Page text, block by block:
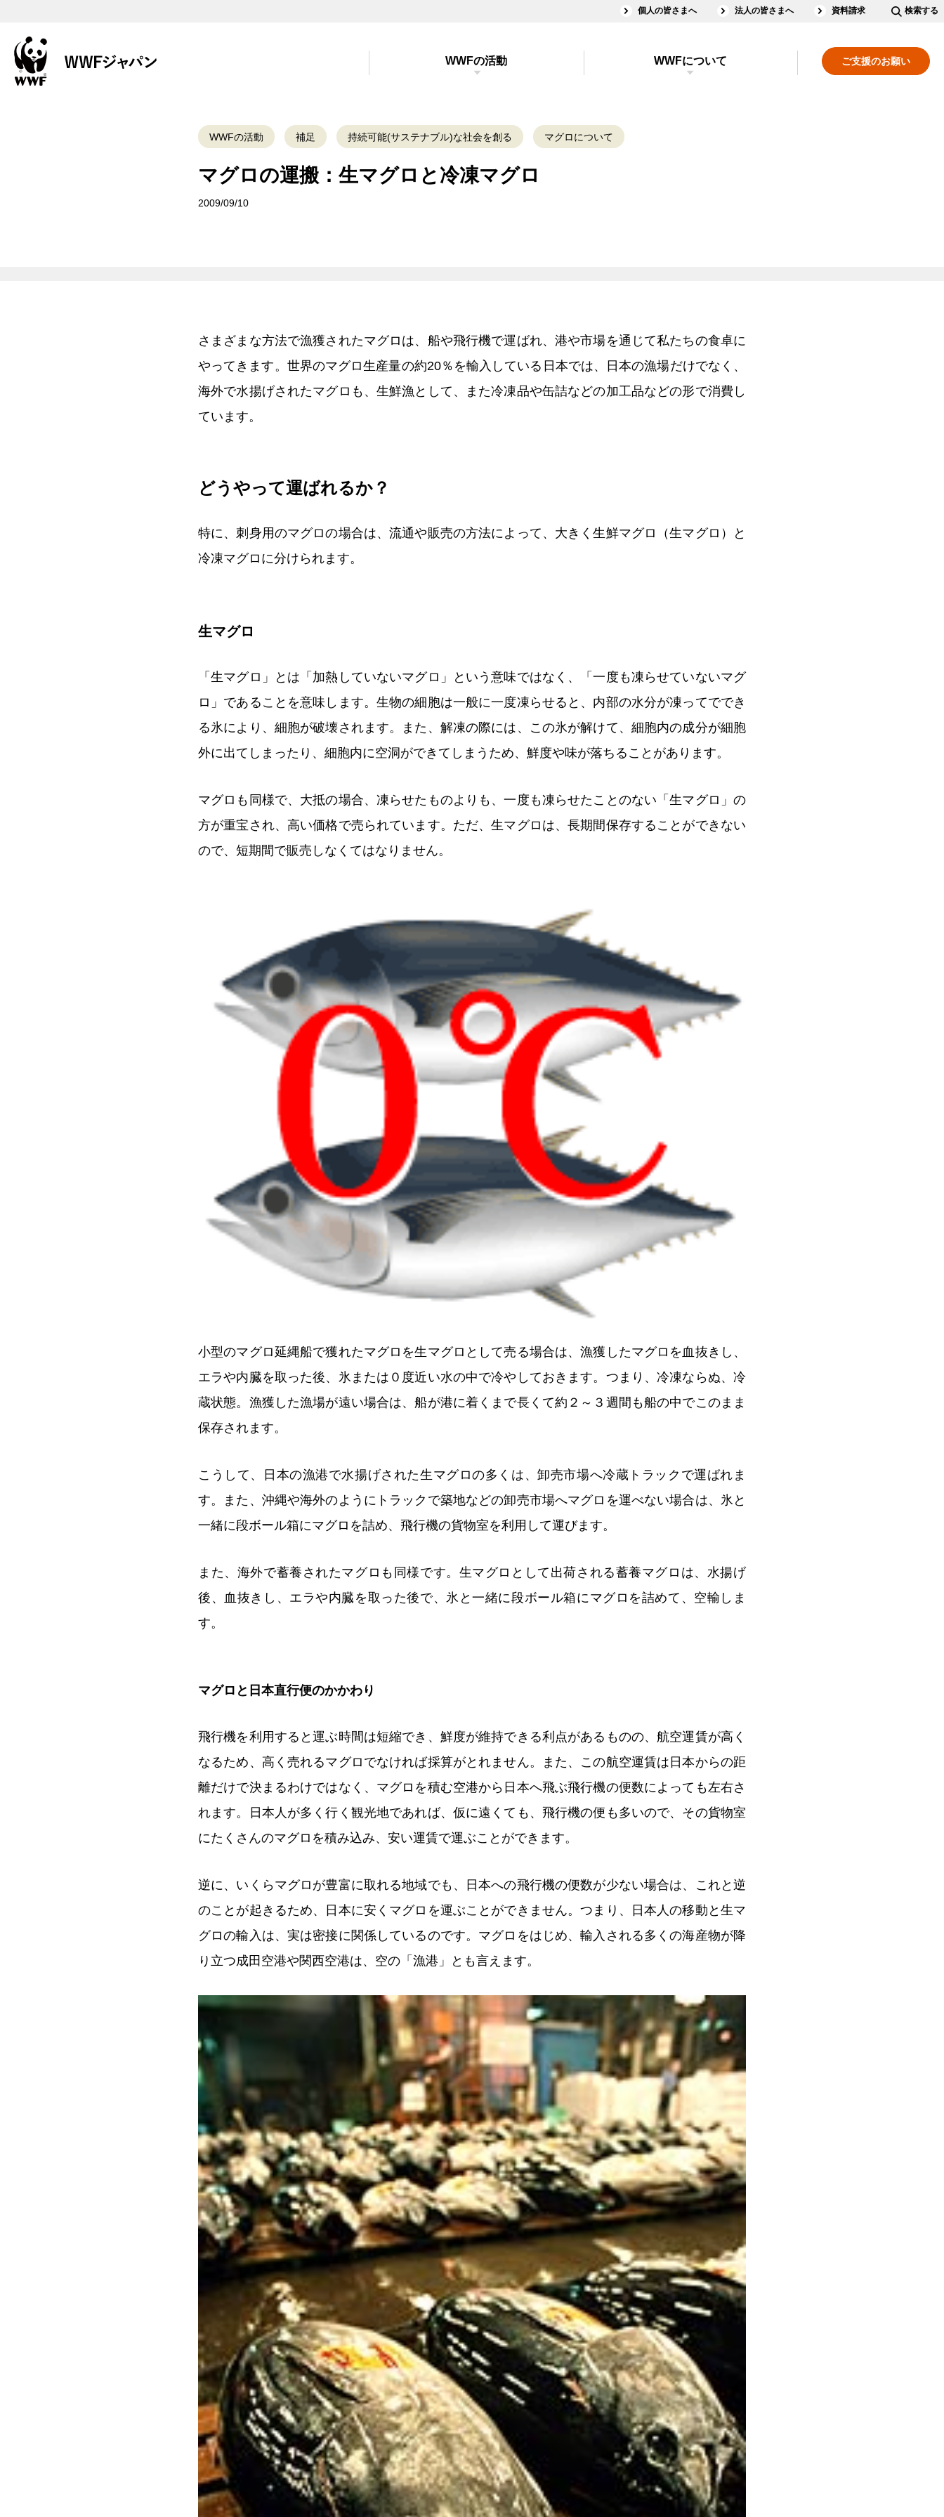
個人の皆さまへ 法人の皆さまへ 資料請求 検索する
ご支援のお願い
WWFの活動 WWFについて
WWFの活動 補足 持続可能(サステナブル)な社会を創る マグロについて
マグロの運搬：生マグロと冷凍マグロ
2009/09/10
さまざまな方法で漁獲されたマグロは、船や飛行機で運ばれ、港や市場を通じて私たちの食卓に
やってきます。世界のマグロ生産量の約20％を輸入している日本では、日本の漁場だけでなく、
海外で水揚げされたマグロも、生鮮漁として、また冷凍品や缶詰などの加工品などの形で消費し
ています。
どうやって運ばれるか？
特に、刺身用のマグロの場合は、流通や販売の方法によって、大きく生鮮マグロ（生マグロ）と
冷凍マグロに分けられます。
生マグロ
「生マグロ」とは「加熱していないマグロ」という意味ではなく、「一度も凍らせていないマグ
ロ」であることを意味します。生物の細胞は一般に一度凍らせると、内部の水分が凍ってででき
る氷により、細胞が破壊されます。また、解凍の際には、この氷が解けて、細胞内の成分が細胞
外に出てしまったり、細胞内に空洞ができてしまうため、鮮度や味が落ちることがあります。
マグロも同様で、大抵の場合、凍らせたものよりも、一度も凍らせたことのない「生マグロ」の
方が重宝され、高い価格で売られています。ただ、生マグロは、長期間保存することができない
ので、短期間で販売しなくてはなりません。
小型のマグロ延縄船で獲れたマグロを生マグロとして売る場合は、漁獲したマグロを血抜きし、
エラや内臓を取った後、氷または０度近い水の中で冷やしておきます。つまり、冷凍ならぬ、冷
蔵状態。漁獲した漁場が遠い場合は、船が港に着くまで長くて約２～３週間も船の中でこのまま
保存されます。
こうして、日本の漁港で水揚げされた生マグロの多くは、卸売市場へ冷蔵トラックで運ばれま
す。また、沖縄や海外のようにトラックで築地などの卸売市場へマグロを運べない場合は、氷と
一緒に段ボール箱にマグロを詰め、飛行機の貨物室を利用して運びます。
また、海外で蓄養されたマグロも同様です。生マグロとして出荷される蓄養マグロは、水揚げ
後、血抜きし、エラや内臓を取った後で、氷と一緒に段ボール箱にマグロを詰めて、空輸しま
す。
マグロと日本直行便のかかわり
飛行機を利用すると運ぶ時間は短縮でき、鮮度が維持できる利点があるものの、航空運賃が高く
なるため、高く売れるマグロでなければ採算がとれません。また、この航空運賃は日本からの距
離だけで決まるわけではなく、マグロを積む空港から日本へ飛ぶ飛行機の便数によっても左右さ
れます。日本人が多く行く観光地であれば、仮に遠くても、飛行機の便も多いので、その貨物室
にたくさんのマグロを積み込み、安い運賃で運ぶことができます。
逆に、いくらマグロが豊富に取れる地域でも、日本への飛行機の便数が少ない場合は、これと逆
のことが起きるため、日本に安くマグロを運ぶことができません。つまり、日本人の移動と生マ
グロの輸入は、実は密接に関係しているのです。マグロをはじめ、輸入される多くの海産物が降
り立つ成田空港や関西空港は、空の「漁港」とも言えます。